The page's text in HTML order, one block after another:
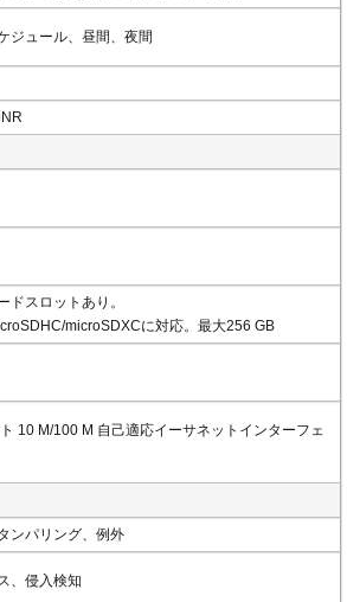
ジュール、昼間、夜間
ドスロットあり。
microSDXCに対応。最大256 GB
10 M/100 M 自己適応イーサネットインターフェ
ンパリング、例外
、侵入検知